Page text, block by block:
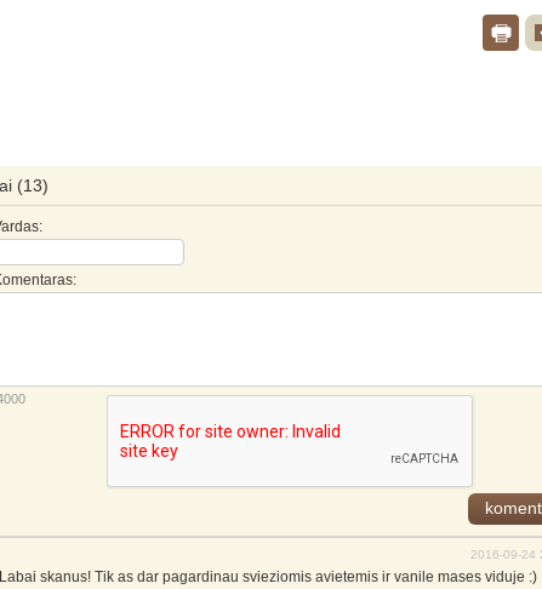
(13)
2016-09-24
Labai skanus! Tik as dar pagardinau svieziomis avietemis ir vanile mases viduje :)